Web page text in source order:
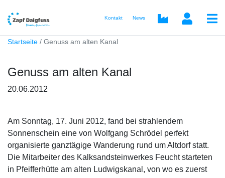
Kontakt News
Startseite Genuss am alten Kanal
Genuss am alten Kanal
20.06.2012
Am Sonntag, 17. Juni 2012, fand bei strahlendem
Sonnenschein eine von Wolfgang Schrödel perfekt
organisierte ganztägige Wanderung rund um Altdorf statt.
Die Mitarbeiter des Kalksandsteinwerkes Feucht starteten
in Pfeifferhütte am alten Ludwigskanal, von wo es zuerst